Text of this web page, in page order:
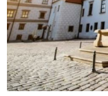
Mieszkaj
Warto wiedzieć!
Podróże i
Taniej, okazyjnie,
KONTAKT